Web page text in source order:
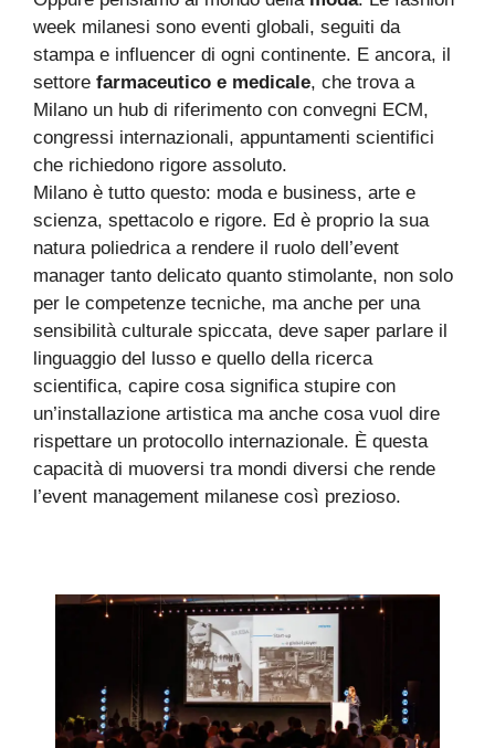
week milanesi sono eventi globali, seguiti da
stampa e influencer di ogni continente. E ancora, il
settore farmaceutico e medicale, che trova a
Milano un hub di riferimento con convegni ECM,
congressi internazionali, appuntamenti scientifici
che richiedono rigore assoluto.
Milano è tutto questo: moda e business, arte e
scienza, spettacolo e rigore. Ed è proprio la sua
natura poliedrica a rendere il ruolo dell’event
manager tanto delicato quanto stimolante, non solo
per le competenze tecniche, ma anche per una
sensibilità culturale spiccata, deve saper parlare il
linguaggio del lusso e quello della ricerca
scientifica, capire cosa significa stupire con
un’installazione artistica ma anche cosa vuol dire
rispettare un protocollo internazionale. È questa
capacità di muoversi tra mondi diversi che rende
l’event management milanese così prezioso.